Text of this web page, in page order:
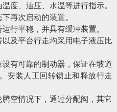
度、油压、水温等进行指示。
再次启动的装置。
行平稳，并具有缓冲装置。
及平台行走均采用电子液压比
有可靠的制动器，保证在坡道
安装人工回转锁止和释放行走
空情况下，通过分配阀，其它